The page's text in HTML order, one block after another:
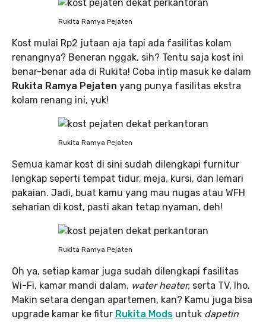
Rukita Ramya Pejaten
Kost mulai Rp2 jutaan aja tapi ada fasilitas kolam
renangnya? Beneran nggak, sih? Tentu saja kost ini
benar-benar ada di Rukita! Coba intip masuk ke dalam
Rukita Ramya Pejaten yang punya fasilitas ekstra
kolam renang ini, yuk!
Rukita Ramya Pejaten
Semua kamar kost di sini sudah dilengkapi furnitur
lengkap seperti tempat tidur, meja, kursi, dan lemari
pakaian. Jadi, buat kamu yang mau nugas atau WFH
seharian di kost, pasti akan tetap nyaman, deh!
Rukita Ramya Pejaten
Oh ya, setiap kamar juga sudah dilengkapi fasilitas
Wi-Fi, kamar mandi dalam, water heater, serta TV, lho.
Makin setara dengan apartemen, kan? Kamu juga bisa
upgrade kamar ke fitur Rukita Mods untuk dapetin